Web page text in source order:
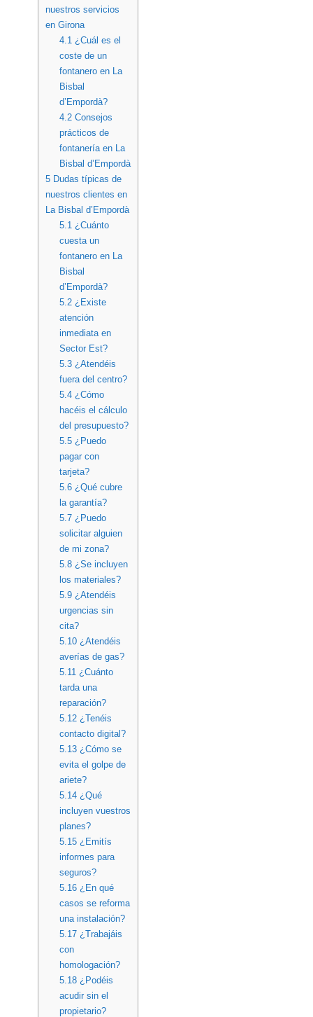
nuestros servicios
en Girona
4.1 ¿Cuál es el
coste de un
fontanero en La
Bisbal
d’Empordà?
4.2Consejos
prácticos de
fontanería en La
Bisbal d’Empordà
5 Dudas típicas de
nuestros clientes en
La Bisbal d’Empordà
5.1 ¿Cuánto
cuesta un
fontanero en La
Bisbal
d’Empordà?
5.2¿Existe
atención
inmediata en
Sector Est?
5.3¿Atendéis
fuera del centro?
5.4¿Cómo
hacéis el cálculo
del presupuesto?
5.5¿Puedo
pagar con
tarjeta?
5.6¿Qué cubre
la garantía?
5.7¿Puedo
solicitar alguien
de mi zona?
5.8¿Se incluyen
los materiales?
5.9¿Atendéis
urgencias sin
cita?
5.10¿Atendéis
averías de gas?
5.11 ¿Cuánto
tarda una
reparación?
5.12¿Tenéis
contacto digital?
5.13¿Cómo se
evita el golpe de
ariete?
5.14¿Qué
incluyen vuestros
planes?
5.15¿Emitís
informes para
seguros?
5.16¿En qué
casos se reforma
una instalación?
5.17¿Trabajáis
con
homologación?
5.18¿Podéis
acudir sin el
propietario?